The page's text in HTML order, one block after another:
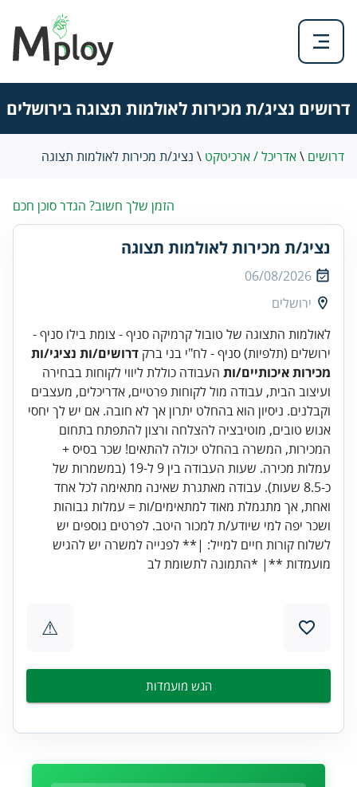
דרושים נציג/ת מכירות לאולמות תצוגה בירושלים
דרושים \אדריכל / ארכיטקט \ נציג/ת מכירות לאולמות תצוגה
הזמן שלך חשוב? הגדר סוכן חכם
נציג/ת מכירות לאולמות תצוגה
06/08/2026
ירושלים
לאולמות התצוגה של טובול קרמיקה סניף - צומת בילו סניף -
ירושלים (תלפיות) סניף - לח"י בני ברק דרושים/ות נציגי/ות
מכירות איכותיים/ות העבודה כוללת ליווי לקוחות בבחירה
ועיצוב הבית, עבודה מול לקוחות פרטיים, אדריכלים, מעצבים
וקבלנים. ניסיון הוא בהחלט יתרון אך לא חובה. אם יש לך יחסי
אנוש טובים, מוטיבציה להצלחה ורצון להתפתח בתחום
המכירות, המשרה בהחלט יכולה להתאים! שכר בסיס +
עמלות מכירה. שעות העבודה בין 9 ל-19 (במשמרות של
כ-8.5 שעות). עבודה מאתגרת שאינה מתאימה לכל אחד
ואחת, אך מתגמלת מאוד למתאימים/ות = עמלות גבוהות
ושכר יפה למי שיודע/ת למכור היטב. לפרטים נוספים יש
לשלוח קורות חיים למייל: |** לפנייה למשרה יש להגיש
מועמדות **| *התמונה לתשומת לב
⚠
הגש מועמדות